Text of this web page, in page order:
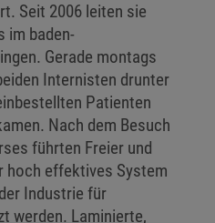
Seit 2006 leiten sie
im baden-
Gerade montags
Internisten drunter
Patienten
Nach dem Besuch
führten Freier und
hoch effektives System
Industrie für
werden. Laminierte,